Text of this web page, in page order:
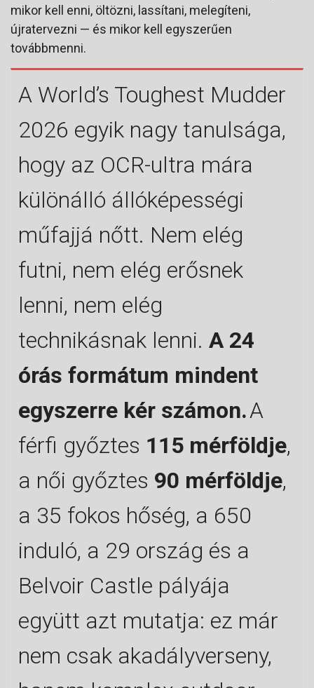
mikor kell enni, öltözni, lassítani, melegíteni,
újratervezni — és mikor kell egyszerűen
továbbmenni.
A World’s Toughest Mudder
2026 egyik nagy tanulsága,
hogy az OCR-ultra mára
különálló állóképességi
műfajjá nőtt. Nem elég
futni, nem elég erősnek
lenni, nem elég
technikásnak lenni. A 24
órás formátum mindent
egyszerre kér számon.A
férfi győztes 115 mérföldje,
a női győztes 90 mérföldje,
a 35 fokos hőség, a 650
induló, a 29 ország és a
Belvoir Castle pályája
együtt azt mutatja: ez már
nem csak akadályverseny,